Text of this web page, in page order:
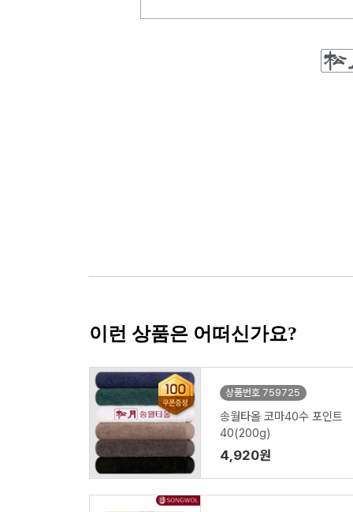
이런 상품은 어떠신가요?
상품번호 759725
송월타올 코마40수 포인트
40(200g)
4,920원